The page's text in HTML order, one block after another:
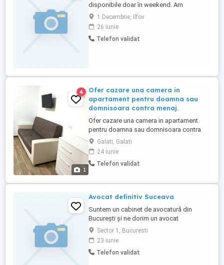
disponibile doar în weekend. Am
experiență în curățenie generală, curățenie
de întreținere și călcat. Sunt serioasă,
punctuală și atentă la detalii. Mă deplasez
în sectoarele 3, 4 și 5 și Ilfov. Dacă aveți
1 Decembrie, Ilfov
26 iunie
Telefon validat
1
4
Ofer cazare una camera in
apartament pentru doamna sau
domnisoara contra menaj.
Ofer cazare una camera in apartament
pentru doamna sau domnisoara contra
menaj. Detalii la telefon.
Galati, Galati
24 iunie
Telefon validat
Avocat definitiv Suceava
Suntem un cabinet de avocatură din
București și ne dorim un avocat
colaborator din Suceava. Întrucât
platforma nu permite postarea unei
adrese de email, vă rugăm să ne
contactați telefonic.
Sector 1, Bucuresti
23 iunie
Telefon validat